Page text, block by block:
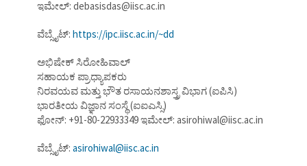
ಇಮೇಲ್: debasisdas@iisc.ac.in
ವೆಬ್ಸೈಟ್: https://ipc.iisc.ac.in/~dd
ಅಭಿಷೇಕ್ ಸಿರೋಹಿವಾಲ್
ಸಹಾಯಕ ಪ್ರಾಧ್ಯಾಪಕರು
ನಿರವಯವ ಮತ್ತು ಭೌತ ರಸಾಯನಶಾಸ್ತ್ರ ವಿಭಾಗ (ಐಪಿಸಿ)
ಭಾರತೀಯ ವಿಜ್ಞಾನ ಸಂಸ್ಥೆ (ಐಐಎಸ್ಸಿ)
ಫೋನ್: +91-80-22933349 ಇಮೇಲ್: asirohiwal@iisc.ac.in
ವೆಬ್ಸೈಟ್: asirohiwal@iisc.ac.in